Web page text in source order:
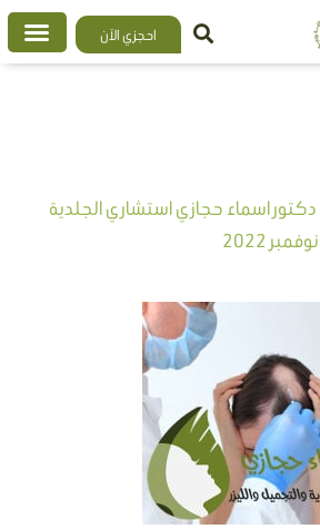
احجزي الآن
دكتور اسماء حجازي استشاري الجلدية